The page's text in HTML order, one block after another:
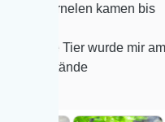
kamen bis
wurde mir am
hat